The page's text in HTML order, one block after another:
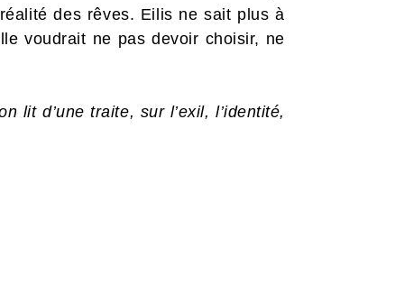
des rêves. Eilis ne sait plus à
voudrait ne pas devoir choisir, ne
lit d’une traite, sur l’exil, l’identité,